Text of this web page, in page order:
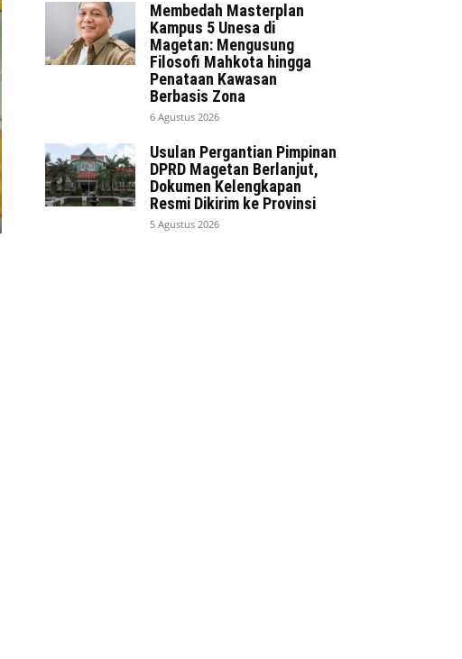
Membedah Masterplan
Kampus 5 Unesa di
Magetan: Mengusung
Filosofi Mahkota hingga
Penataan Kawasan
Berbasis Zona
6 Agustus 2026
Usulan Pergantian Pimpinan
DPRD Magetan Berlanjut,
Dokumen Kelengkapan
Resmi Dikirim ke Provinsi
5 Agustus 2026